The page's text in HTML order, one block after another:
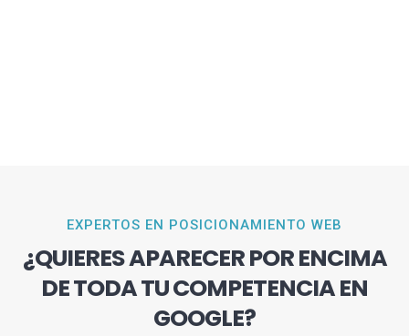
EXPERTOS EN POSICIONAMIENTO WEB
¿QUIERES APARECER POR ENCIMA
DE TODA TU COMPETENCIA EN
GOOGLE?